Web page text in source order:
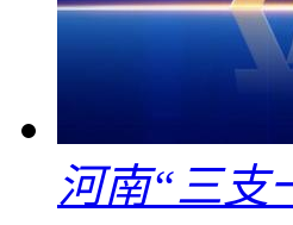
河南“三支